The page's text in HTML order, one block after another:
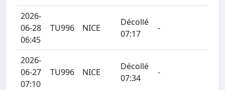
2026-
06-28
06:45
TU996 NICE
Décollé
07:17
-
2026-
06-27
07:10
TU996 NICE
Décollé
07:34
-